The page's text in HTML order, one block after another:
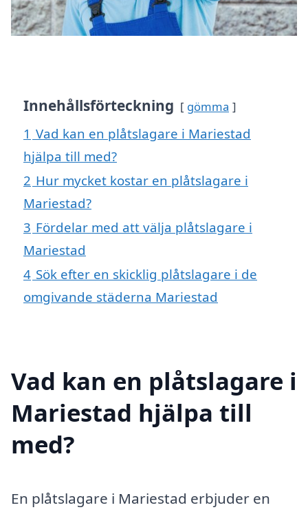
Innehållsförteckning gömma
1 Vad kan en plåtslagare i Mariestad
hjälpa till med?
2 Hur mycket kostar en plåtslagare i
Mariestad?
3 Fördelar med att välja plåtslagare i
Mariestad
4 Sök efter en skicklig plåtslagare i de
omgivande städerna Mariestad
Vad kan en plåtslagare i
Mariestad hjälpa till
med?
En plåtslagare i Mariestad erbjuder en